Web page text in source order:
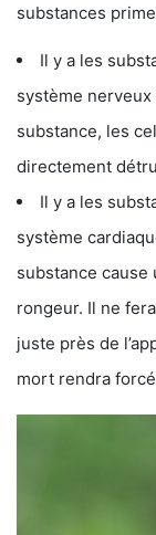
substances
Il y a les
système
substance, les
directement
Il y a les
système
substance
rongeur. Il ne
juste près de
mort rendra